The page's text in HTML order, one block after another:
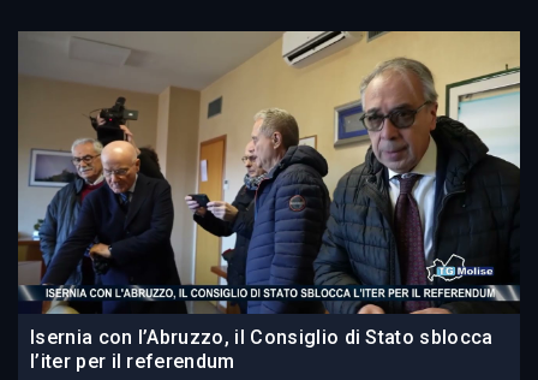
Isernia con l’Abruzzo, il Consiglio di Stato sblocca
l’iter per il referendum